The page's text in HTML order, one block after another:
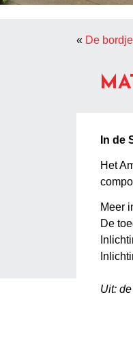
« De
In de
Het
Meer
De
Uit: